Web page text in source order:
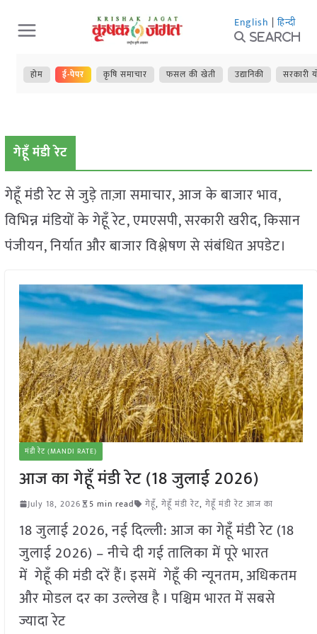
Skip
to
content
English | हिन्दी
Search
होम ई-पेपर कृषि समाचार फसल की खेती उद्यानिकी सरकारी
गेहूँ मंडी रेट
गेहूँ मंडी रेट से जुड़े ताज़ा समाचार, आज के बाजार भाव,
विभिन्न मंडियों के गेहूँ रेट, एमएसपी, सरकारी खरीद, किसान
पंजीयन, निर्यात और बाजार विश्लेषण से संबंधित अपडेट।
मंडी रेट (MANDI RATE)
आज का गेहूँ मंडी रेट (18 जुलाई 2026)
July 18, 2026 5 min read गेहूँ, गेहूँ मंडी रेट, गेहूँ मंडी रेट आज का
18 जुलाई 2026, नई दिल्ली: आज का गेहूँ मंडी रेट (18
जुलाई 2026) – नीचे दी गई तालिका में पूरे भारत
में गेहूँ की मंडी दरें हैं। इसमें गेहूँ की न्यूनतम, अधिकतम
और मोडल दर का उल्लेख है I पश्चिम भारत में सबसे
ज्यादा रेट